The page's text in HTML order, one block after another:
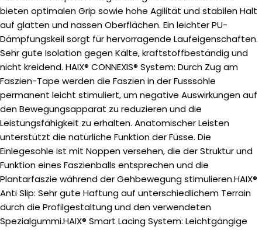
bieten optimalen Grip sowie hohe Agilität und stabilen Halt
auf glatten und nassen Oberflächen. Ein leichter PU-
Dämpfungskeil sorgt für hervorragende Laufeigenschaften.
Sehr gute Isolation gegen Kälte, kraftstoffbeständig und
nicht kreidend. HAIX® CONNEXIS® System: Durch Zug am
Faszien-Tape werden die Faszien in der Fusssohle
permanent leicht stimuliert, um negative Auswirkungen auf
den Bewegungsapparat zu reduzieren und die
Leistungsfähigkeit zu erhalten. Anatomischer Leisten
unterstützt die natürliche Funktion der Füsse. Die
Einlegesohle ist mit Noppen versehen, die der Struktur und
Funktion eines Faszienballs entsprechen und die
Plantarfaszie während der Gehbewegung stimulieren.HAIX®
Anti Slip: Sehr gute Haftung auf unterschiedlichem Terrain
durch die Profilgestaltung und den verwendeten
Spezialgummi.HAIX® Smart Lacing System: Leichtgängige